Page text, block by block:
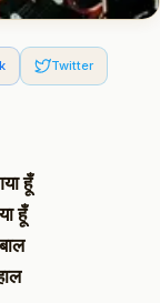
Twitter
हूँ
हूँ